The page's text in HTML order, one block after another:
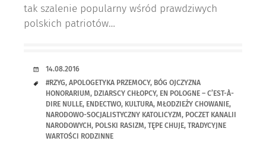
tak szalenie popularny wśród prawdziwych
polskich patriotów…
RANDKA
14.08.2016
TAGI
#RZYG, APOLOGETYKA PRZEMOCY, BÓG OJCZYZNA
HONORARIUM, DZIARSCY CHŁOPCY, EN POLOGNE – C’EST-À-
DIRE NULLE, ENDECTWO, KULTURA, MŁODZIEŻY CHOWANIE,
NARODOWO-SOCJALISTYCZNY KATOLICYZM, POCZET KANALII
NARODOWYCH, POLSKI RASIZM, TĘPE CHUJE, TRADYCYJNE
WARTOŚCI RODZINNE